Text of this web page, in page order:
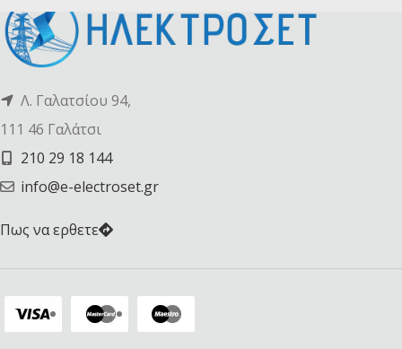
Λ. Γαλατσίου 94,
111 46 Γαλάτσι
210 29 18 144
info@e-electroset.gr
Πως να ερθετε